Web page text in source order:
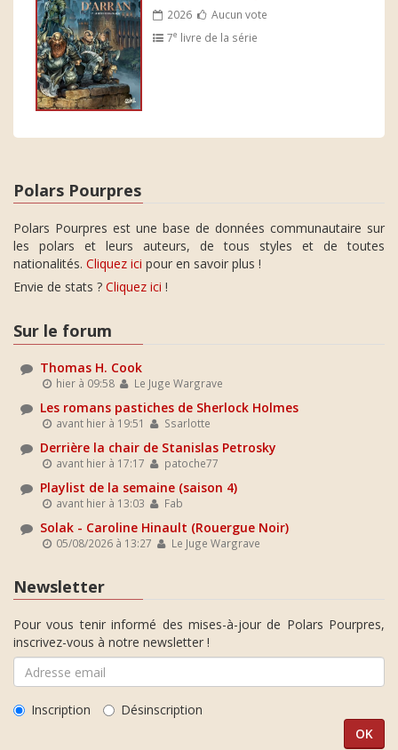
2026
Aucun vote
7e livre de la série
Polars Pourpres
Polars Pourpres est une base de données communautaire sur
les polars et leurs auteurs, de tous styles et de toutes
nationalités. Cliquez ici pour en savoir plus !
Envie de stats ? Cliquez ici !
Sur le forum
Thomas H. Cook
hier à 09:58 Le Juge Wargrave
Les romans pastiches de Sherlock Holmes
avant hier à 19:51 Ssarlotte
Derrière la chair de Stanislas Petrosky
avant hier à 17:17 patoche77
Playlist de la semaine (saison 4)
avant hier à 13:03 Fab
Solak - Caroline Hinault (Rouergue Noir)
05/08/2026 à 13:27 Le Juge Wargrave
Newsletter
Pour vous tenir informé des mises-à-jour de Polars Pourpres,
inscrivez-vous à notre newsletter !
Inscription Désinscription